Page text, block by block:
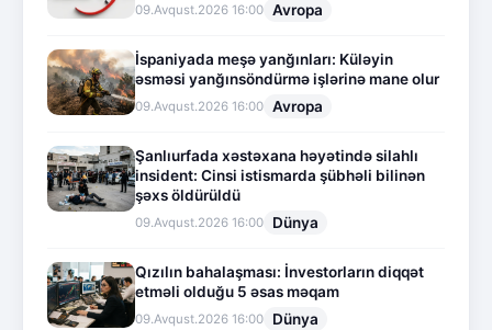
09.Avqust.2026 16:00 Avropa
İspaniyada meşə yanğınları: Küləyin
əsməsi yanğınsöndürmə işlərinə mane olur
09.Avqust.2026 16:00 Avropa
Şanlıurfada xəstəxana həyətində silahlı
insident: Cinsi istismarda şübhəli bilinən
şəxs öldürüldü
09.Avqust.2026 16:00 Dünya
Qızılın bahalaşması: İnvestorların diqqət
etməli olduğu 5 əsas məqam
09.Avqust.2026 16:00 Dünya